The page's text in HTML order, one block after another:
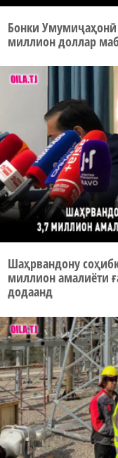
Бонки Умумиҷаҳонӣ
миллион доллар
Шаҳрвандону
миллион амалиёти
додаанд